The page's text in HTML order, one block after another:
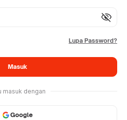
visibility_off
Lupa Password?
Masuk
masuk dengan
Google